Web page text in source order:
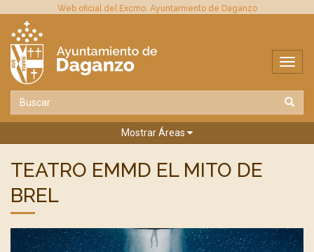
Web oficial del Excmo. Ayuntamiento de Daganzo
Mostrar Áreas
TEATRO EMMD EL MITO DE
BREL